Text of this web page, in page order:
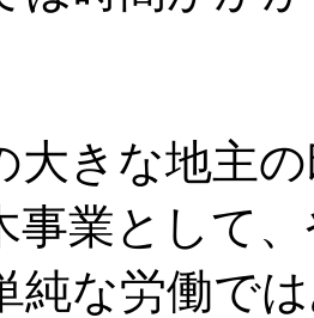
きな地主の
事業として
純な労働で